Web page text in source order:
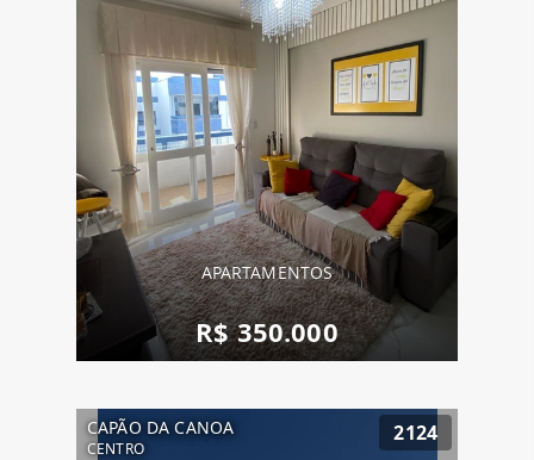
APARTAMENTOS
R$ 350.000
CAPÃO DA CANOA
CENTRO
2124